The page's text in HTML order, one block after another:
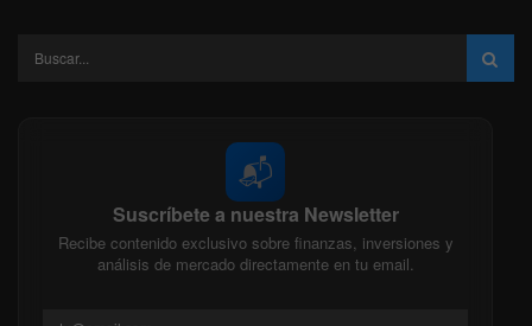
📬
Suscríbete a nuestra Newsletter
Recibe contenido exclusivo sobre finanzas, inversiones y
análisis de mercado directamente en tu email.